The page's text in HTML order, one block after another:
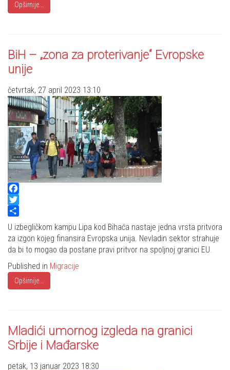
Opširnije...
BiH – „zona za proterivanje“ Evropske
unije
četvrtak, 27 april 2023 13:10
Facebook
Twitter
Share
U izbegličkom kampu Lipa kod Bihaća nastaje jedna vrsta pritvora
za izgon kojeg finansira Evropska unija. Nevladin sektor strahuje
da bi to mogao da postane pravi pritvor na spoljnoj granici EU.
Published in Migracije
Opširnije...
Mladići umornog izgleda na granici
Srbije i Mađarske
petak, 13 januar 2023 18:30